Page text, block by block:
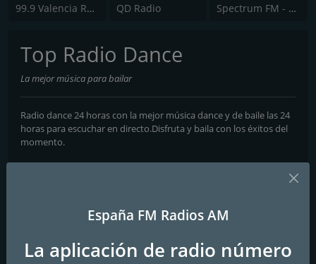
99.9 Valencia Radio QD Radio Spectrum FM - Costa Blanca
Top Radio Dance
La mejor música para bailar
Radio dance 24 horas con la mejor música dance y de baile las 24
horas para escuchar en directo.Disfruta y baila con los éxitos del
momento.
Frecuencias FM
Página web:
https://www.escucharradiosonline.com
España FM Radios AM
La aplicación de radio número